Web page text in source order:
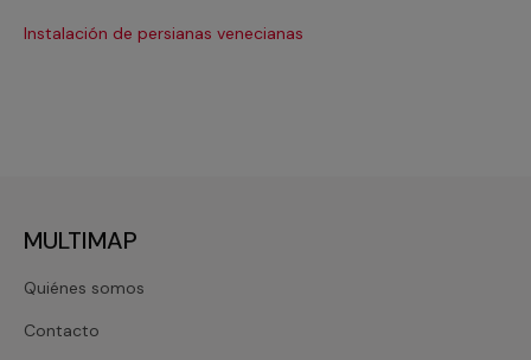
Instalación de persianas venecianas
MULTIMAP
Quiénes somos
Contacto